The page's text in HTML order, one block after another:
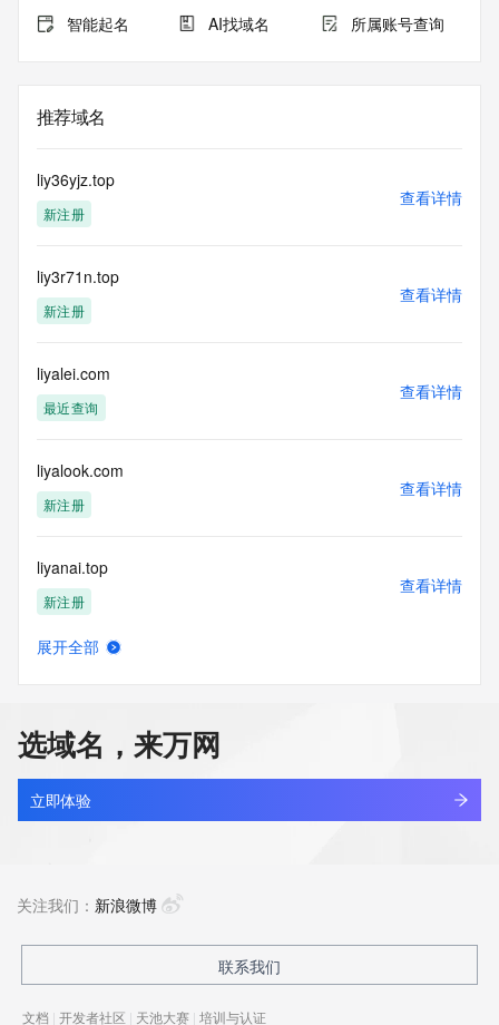
智能起名 AI找域名 所属账号查询
推荐域名
liy36yjz.top
新注册
查看详情
liy3r71n.top
新注册
查看详情
liyalei.com
最近查询
查看详情
liyalook.com
新注册
查看详情
liyanai.top
新注册
查看详情
liyangcapacitor.com
新注册
查看详情
最近查询
展开全部
选域名，来万网
立即体验
关注我们： 新浪微博
联系我们
文档 | 开发者社区 | 天池大赛 | 培训与认证